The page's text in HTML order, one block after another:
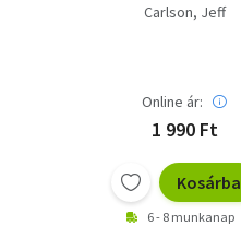
Carlson, Jeff
Online ár:
1 990 Ft
Kosárba
6 - 8 munkanap